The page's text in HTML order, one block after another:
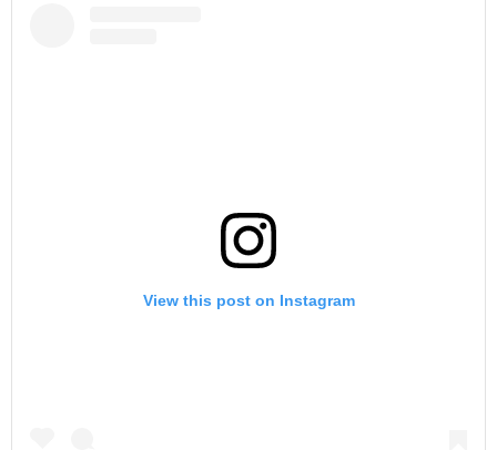
View this post on Instagram